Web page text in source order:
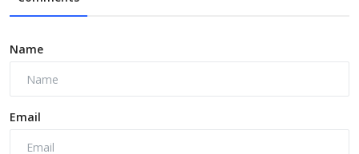
Name
Email